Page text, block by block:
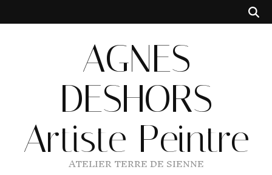
AGNES
DESHORS
Artiste Peintre
ATELIER TERRE DE SIENNE